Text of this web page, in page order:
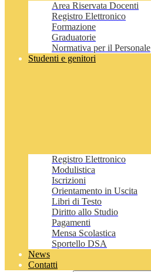
Area Riservata Docenti
Registro Elettronico
Formazione
Graduatorie
Normativa per il Personale
Studenti e genitori
Registro Elettronico
Modulistica
Iscrizioni
Orientamento in Uscita
Libri di Testo
Diritto allo Studio
Pagamenti
Mensa Scolastica
Sportello DSA
News
Contatti